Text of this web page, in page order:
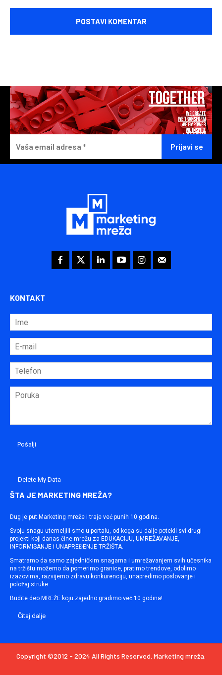
KONTAKT
Delete My Data
ŠTA JE MARKETING MREŽA?
Dug je put Marketing mreže i traje već punih 10 godina.
Svoju snagu utemeljili smo u portalu, od koga su dalje potekli svi drugi
projekti koji danas čine mrežu za EDUKACIJU, UMREŽAVANJE,
INFORMISANJE i UNAPREĐENJE TRŽIŠTA.
Smatramo da samo zajedničkim snagama i umrežavanjem svih učesnika
na tržištu možemo da pomerimo granice, pratimo trendove, odolimo
izazovima, razvijemo zdravu konkurenciju, unapredimo poslovanje i
položaj struke.
Budite deo MREŽE koju zajedno gradimo već 10 godina!
Čitaj dalje
Copyright ©2012 - 2024 All Rights Reserved. Marketing mreža.